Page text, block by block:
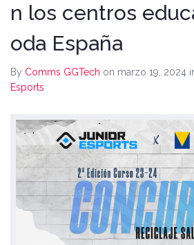
n los centros
oda España
By Comms GGTech on marzo 19, 2024
Esports